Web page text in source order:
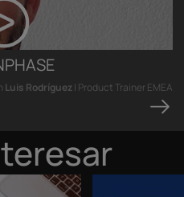
Luis Rodríguez| Product Trainer EMEA